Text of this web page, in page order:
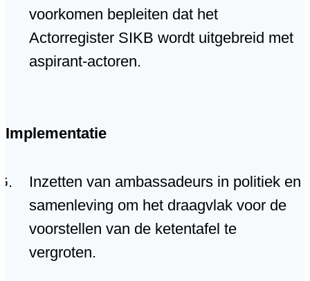
voorkomen bepleiten dat het
Actorregister SIKB wordt uitgebreid met
aspirant-actoren.
Implementatie
Inzetten van ambassadeurs in politiek en
samenleving om het draagvlak voor de
voorstellen van de ketentafel te
vergroten.